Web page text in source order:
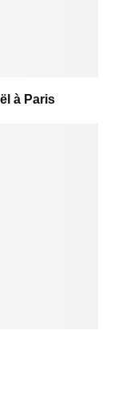
à Paris